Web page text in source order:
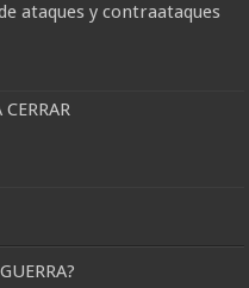
ataques y contraataques